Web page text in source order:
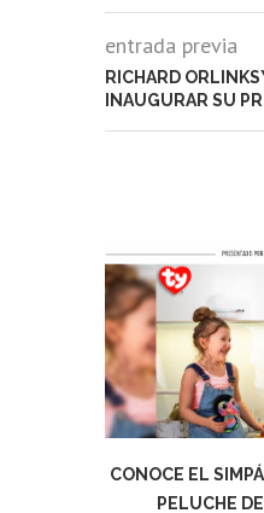
entrada previa
RICHARD
INAUGURAR SU
CONOCE EL
PELUCHE